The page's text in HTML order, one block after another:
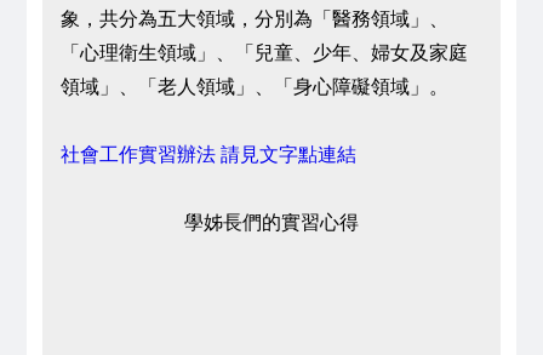
象，共分為五大領域，分別為「醫務領域」、
「心理衛生領域」、「兒童、少年、婦女及家庭
領域」、「老人領域」、「身心障礙領域」。
社會工作實習辦法 請見文字點連結
學姊長們的實習心得